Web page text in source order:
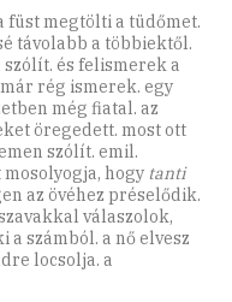
füst megtölti a tüdőmet.
távolabb a többiektől.
és felismerek a
rég ismerek. egy
még fiatal. az
öregedett. most ott
szólít. emil.
hogy tanti
az övéhez préselődik.
válaszolok,
számból. a nő elvesz
locsolja. a